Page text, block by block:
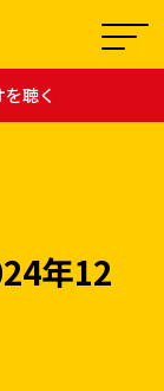
ティ
聴く
年12